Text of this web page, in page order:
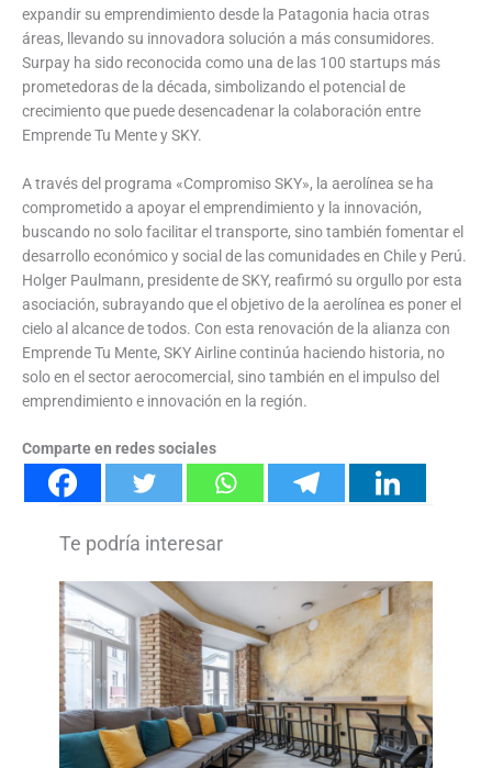
expandir su emprendimiento desde la Patagonia hacia otras
áreas, llevando su innovadora solución a más consumidores.
Surpay ha sido reconocida como una de las 100 startups más
prometedoras de la década, simbolizando el potencial de
crecimiento que puede desencadenar la colaboración entre
Emprende Tu Mente y SKY.
A través del programa «Compromiso SKY», la aerolínea se ha
comprometido a apoyar el emprendimiento y la innovación,
buscando no solo facilitar el transporte, sino también fomentar el
desarrollo económico y social de las comunidades en Chile y Perú.
Holger Paulmann, presidente de SKY, reafirmó su orgullo por esta
asociación, subrayando que el objetivo de la aerolínea es poner el
cielo al alcance de todos. Con esta renovación de la alianza con
Emprende Tu Mente, SKY Airline continúa haciendo historia, no
solo en el sector aerocomercial, sino también en el impulso del
emprendimiento e innovación en la región.
Comparte en redes sociales